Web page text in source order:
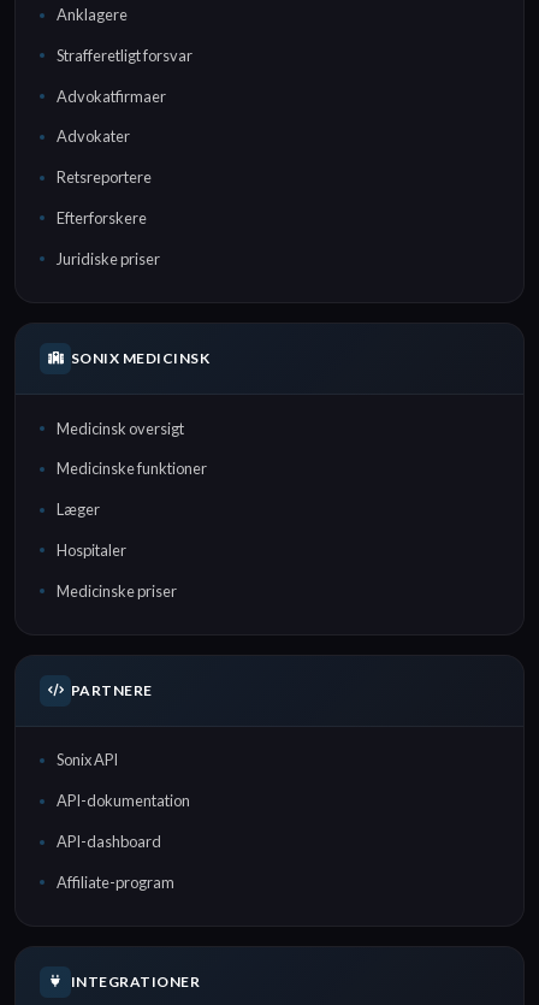
Anklagere
Strafferetligt forsvar
Advokatfirmaer
Advokater
Retsreportere
Efterforskere
Juridiske priser
SONIX MEDICINSK
Medicinsk oversigt
Medicinske funktioner
Læger
Hospitaler
Medicinske priser
PARTNERE
Sonix API
API-dokumentation
API-dashboard
Affiliate-program
INTEGRATIONER